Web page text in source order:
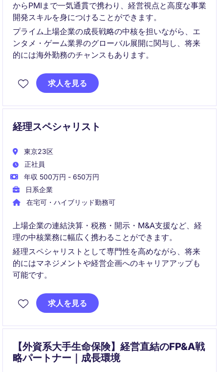
からPMIまで一気通貫で携わり、経営視点と高度な事業
開発スキルを身につけることができます。
プライム上場企業の成長戦略の中核を担いながら、エ
ンタメ・ゲーム業界のグローバル展開に関与し、将来
的には海外勤務のチャンスもあります。
求人を見る
経理スペシャリスト
東京23区
正社員
年収 500万円 - 650万円
日系企業
在宅可・ハイブリッド勤務可
上場企業の連結決算・税務・開示・M&A支援など、経
理の中核業務に幅広く携わることができます。
経理スペシャリストとして専門性を高めながら、将来
的にはマネジメントや経営企画へのキャリアアップも
可能です。
求人を見る
【外資系大手生命保険】経営直結のFP&A戦
略パートナー｜成長環境